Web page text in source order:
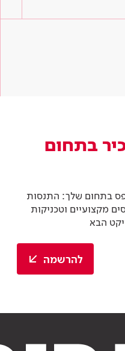
בתחום
בתחום שלך: התנסות
מקצועיים וטכניקות
הבא
להרשמה